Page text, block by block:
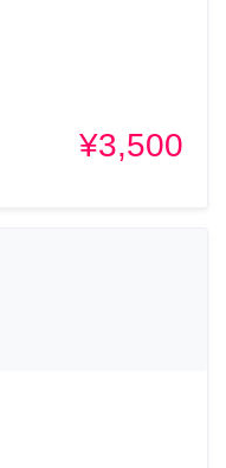
¥3,500